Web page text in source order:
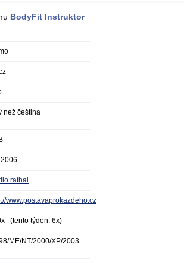
BodyFit Instruktor
než čeština
www.postavaprokazdeho.cz
(tento týden: 6x)
ME/NT/2000/XP/2003